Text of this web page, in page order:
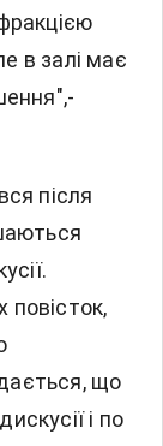
в залі має
після
що
і по